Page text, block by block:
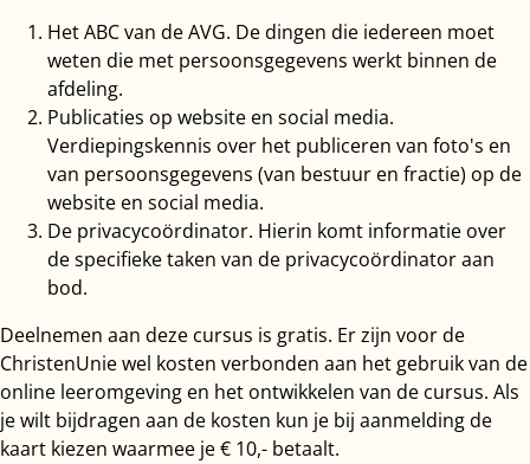
Het ABC van de AVG. De dingen die iedereen moet
weten die met persoonsgegevens werkt binnen de
afdeling.
Publicaties op website en social media.
Verdiepingskennis over het publiceren van foto's en
van persoonsgegevens (van bestuur en fractie) op de
website en social media.
De privacycoördinator. Hierin komt informatie over
de specifieke taken van de privacycoördinator aan
bod.
Deelnemen aan deze cursus is gratis. Er zijn voor de
ChristenUnie wel kosten verbonden aan het gebruik van de
online leeromgeving en het ontwikkelen van de cursus. Als
je wilt bijdragen aan de kosten kun je bij aanmelding de
kaart kiezen waarmee je € 10,- betaalt.